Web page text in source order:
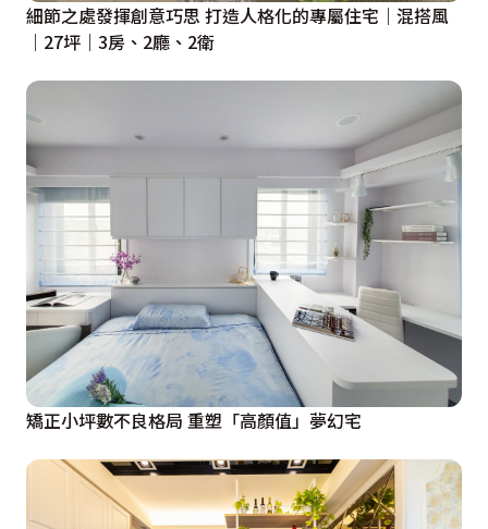
細節之處發揮創意巧思 打造人格化的專屬住宅｜混搭風
｜27坪｜3房、2廳、2衛
矯正小坪數不良格局 重塑「高顏值」夢幻宅